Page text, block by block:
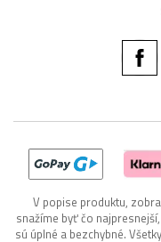
V popise produktu,
snažíme byť čo
sú úplné a bezchybné.